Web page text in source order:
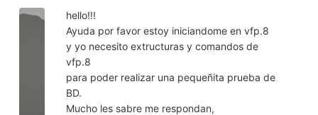
hello!!!
Ayuda por favor estoy iniciandome en vfp.8
y yo necesito extructuras y comandos de
vfp.8
para poder realizar una pequeñita prueba de
BD.
Mucho les sabre me respondan,